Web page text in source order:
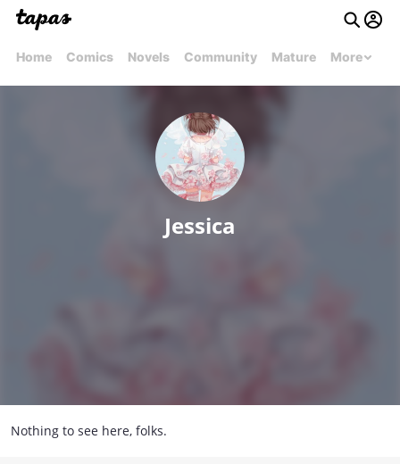
Home Comics Novels Community Mature More
Jessica
Nothing to see here, folks.